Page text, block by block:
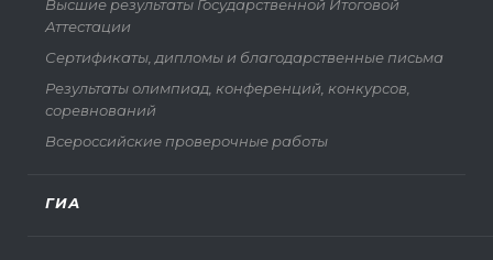
Высшие результаты Государственной Итоговой
Аттестации
Сертификаты, дипломы и благодарственные письма
Результаты олимпиад, конференций, конкурсов,
соревнований
Всероссийские проверочные работы
ГИА